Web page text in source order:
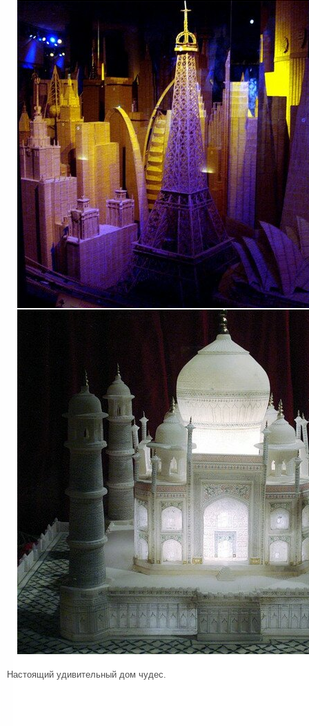
Настоящий удивительный дом чудес.